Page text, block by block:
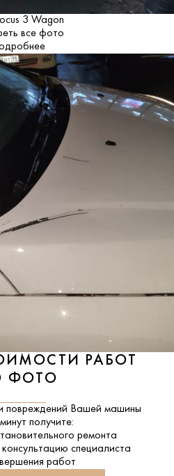
3 Wagon
все фото
РАБОТ
ФОТО
повреждений Вашей машины
получите:
ремонта
специалиста
работ